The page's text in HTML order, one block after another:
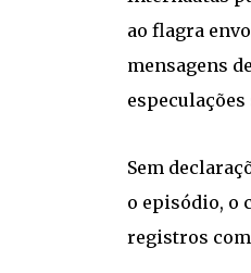
ao flagra
mensagens
Sem
o episódio, o
registros